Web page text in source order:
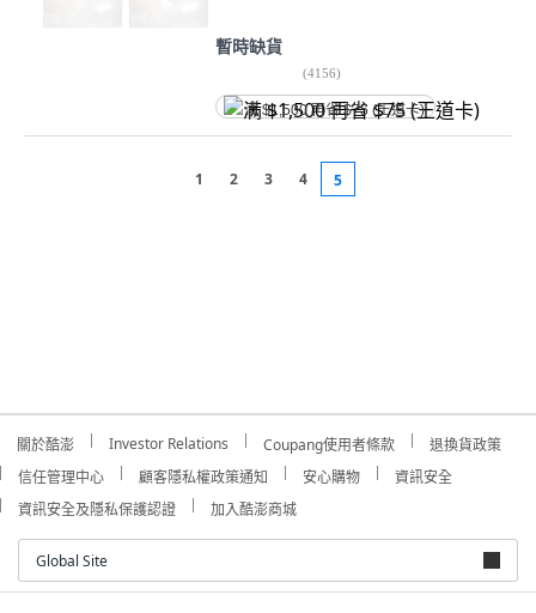
暫時缺貨
(4156)
满 $1,500 再省 $75 (王道卡)
1 2 3 4 5
關於酷澎 Investor Relations Coupang使用者條款
退換貨政策
信任管理中心
顧客隱私權政策通知 安心購物
資訊安全
資訊安全及隱私保護認證
加入酷澎商城
Global Site